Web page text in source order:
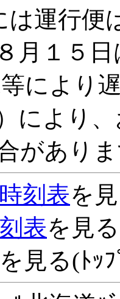
運行便
月１５
により
により
があり
時刻表を
表を見る
を見る(ﾄｯ